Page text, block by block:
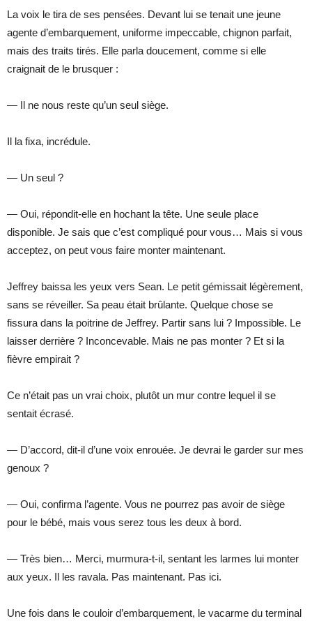
La voix le tira de ses pensées. Devant lui se tenait une jeune
agente d’embarquement, uniforme impeccable, chignon parfait,
mais des traits tirés. Elle parla doucement, comme si elle
craignait de le brusquer :
— Il ne nous reste qu’un seul siège.
Il la fixa, incrédule.
— Un seul ?
— Oui, répondit-elle en hochant la tête. Une seule place
disponible. Je sais que c’est compliqué pour vous… Mais si vous
acceptez, on peut vous faire monter maintenant.
Jeffrey baissa les yeux vers Sean. Le petit gémissait légèrement,
sans se réveiller. Sa peau était brûlante. Quelque chose se
fissura dans la poitrine de Jeffrey. Partir sans lui ? Impossible. Le
laisser derrière ? Inconcevable. Mais ne pas monter ? Et si la
fièvre empirait ?
Ce n’était pas un vrai choix, plutôt un mur contre lequel il se
sentait écrasé.
— D’accord, dit-il d’une voix enrouée. Je devrai le garder sur mes
genoux ?
— Oui, confirma l’agente. Vous ne pourrez pas avoir de siège
pour le bébé, mais vous serez tous les deux à bord.
— Très bien… Merci, murmura-t-il, sentant les larmes lui monter
aux yeux. Il les ravala. Pas maintenant. Pas ici.
Une fois dans le couloir d’embarquement, le vacarme du terminal